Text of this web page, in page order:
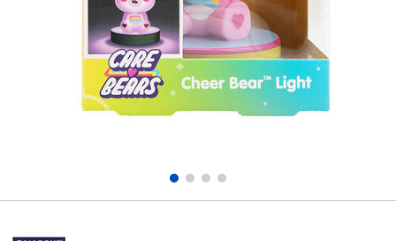
電子玩具
遊戲及拼圖系列
益智學習玩具
LEGO樂高
LeapFrog跳跳蛙